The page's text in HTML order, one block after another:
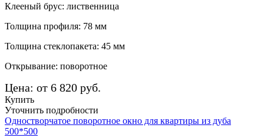
Клееный брус: лиственница
Толщина профиля: 78 мм
Толщина стеклопакета: 45 мм
Открывание: поворотное
Цена: от 6 820 руб.
Купить
Уточнить подробности
Одностворчатое поворотное окно для квартиры из дуба
500*500